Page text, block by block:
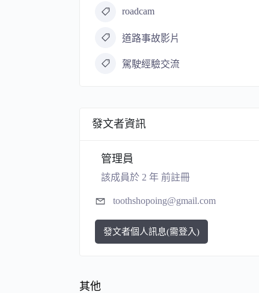
roadcam
道路事故影片
駕駛經驗交流
發文者資訊
管理員
該成員於 2 年 前註冊
toothshopoing@gmail.com
發文者個人訊息(需登入)
其他